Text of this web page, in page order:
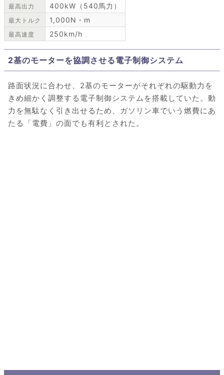
最高出力 400kW（540馬力）
最大トルク 1,000N・m
最高速度 250km/h
2基のモーターを協調させる電子制御システム
路面状況に合わせ、2基のモーターがそれぞれの駆動力を
きめ細かく調整する電子制御システムを搭載していた。動
力を無駄なく引き出せるため、ガソリン車でいう燃費にあ
たる「電費」の面でも有利とされた。